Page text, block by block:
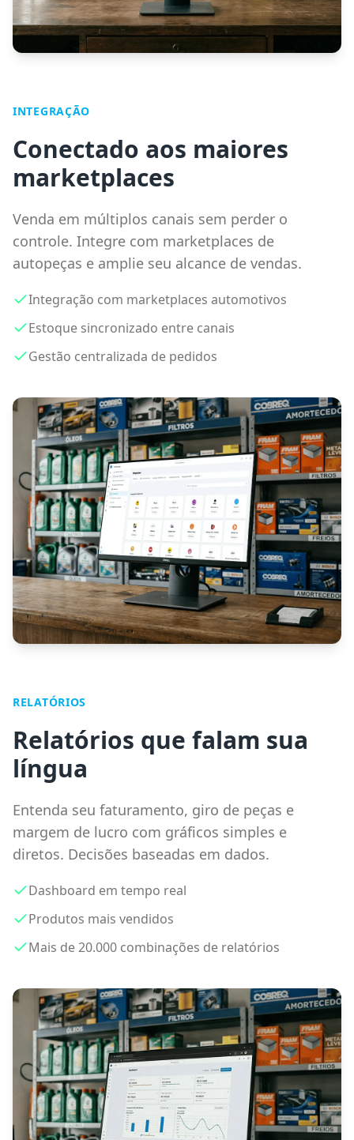
INTEGRAÇÃO
Conectado aos maiores
marketplaces
Venda em múltiplos canais sem perder o
controle. Integre com marketplaces de
autopeças e amplie seu alcance de vendas.
Integração com marketplaces automotivos
Estoque sincronizado entre canais
Gestão centralizada de pedidos
RELATÓRIOS
Relatórios que falam sua
língua
Entenda seu faturamento, giro de peças e
margem de lucro com gráficos simples e
diretos. Decisões baseadas em dados.
Dashboard em tempo real
Produtos mais vendidos
Mais de 20.000 combinações de relatórios